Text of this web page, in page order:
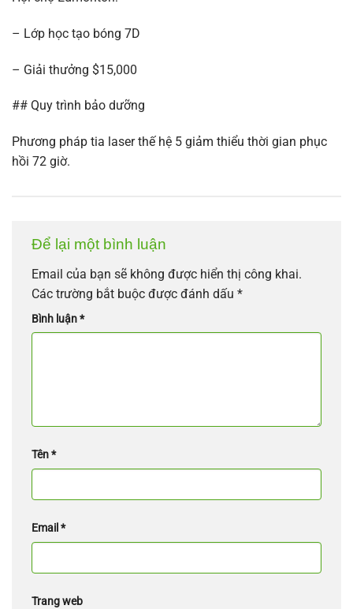
– Lớp học tạo bóng 7D
– Giải thưởng $15,000
## Quy trình bảo dưỡng
Phương pháp tia laser thế hệ 5 giảm thiểu thời gian phục
hồi 72 giờ.
Để lại một bình luận
Email của bạn sẽ không được hiển thị công khai.
Các trường bắt buộc được đánh dấu *
Bình luận*
Tên*
Email *
Trang web